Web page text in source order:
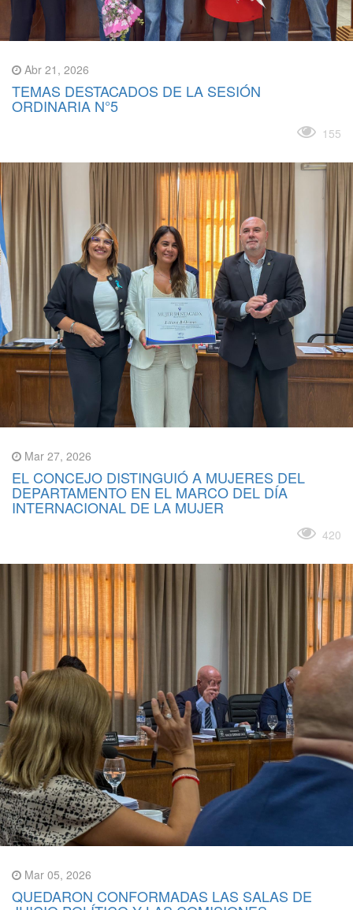
Abr 21, 2026
TEMAS DESTACADOS DE LA SESIÓN
ORDINARIA N°5
155
Mar 27, 2026
EL CONCEJO DISTINGUIÓ A MUJERES DEL
DEPARTAMENTO EN EL MARCO DEL DÍA
INTERNACIONAL DE LA MUJER
420
Mar 05, 2026
QUEDARON CONFORMADAS LAS SALAS DE